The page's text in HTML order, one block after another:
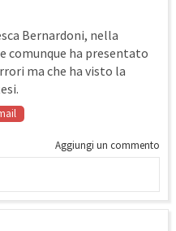
Bernardoni, nella
comunque ha presentato
ma che ha visto la
Aggiungi un commento